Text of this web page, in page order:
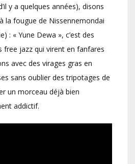
y a quelques années), disons
la fougue de Nissennemondai
: « Yune Dewa », c’est des
free jazz qui virent en fanfares
avec des virages gras en
sans oublier des tripotages de
un morceau déjà bien
addictif.